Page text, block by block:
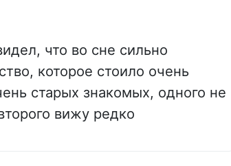
что во сне сильно
которое стоило очень
старых знакомых, одного не
вижу редко